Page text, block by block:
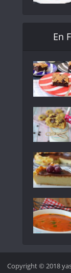
En
Copyright © 2018